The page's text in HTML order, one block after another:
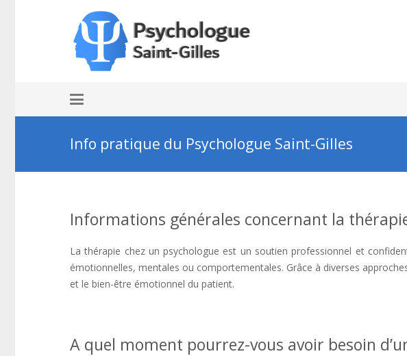
Info pratique du Psychologue Saint-Gilles
Informations générales concernant la
La thérapie chez un psychologue est un soutien professionnel et
émotionnelles, mentales ou comportementales. Grâce à diverses
et le bien-être émotionnel du patient.
A quel moment pourrez-vous avoir besoin